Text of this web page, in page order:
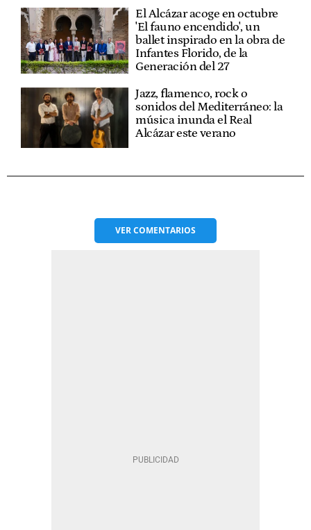
El Alcázar acoge en octubre
'El fauno encendido', un
ballet inspirado en la obra de
Infantes Florido, de la
Generación del 27
Jazz, flamenco, rock o
sonidos del Mediterráneo: la
música inunda el Real
Alcázar este verano
VERCOMENTARIOS